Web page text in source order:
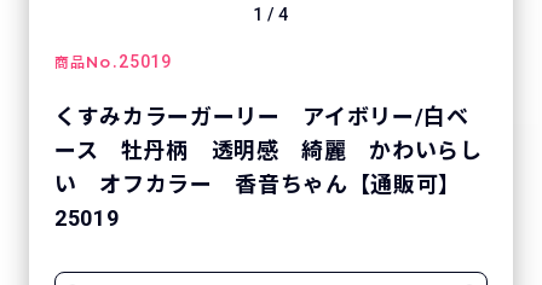
1 /4
商品No.25019
くすみカラーガーリー アイボリー/白ベ
ース 牡丹柄 透明感 綺麗 かわいらし
い オフカラー 香音ちゃん【通販可】
25019